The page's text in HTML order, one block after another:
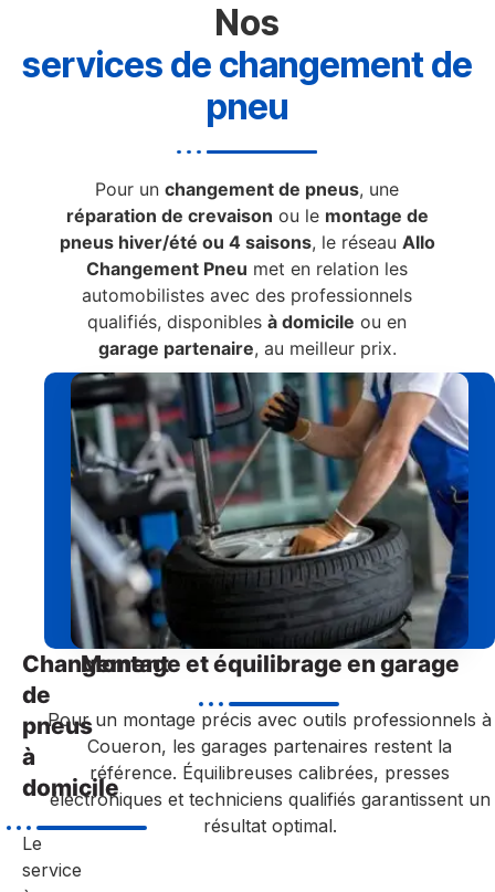
Nos
services de changement de
pneu
Pour unchangement de pneus, une
réparation de crevaison ou le montage de
pneus hiver/été ou 4 saisons, le réseau Allo
Changement Pneu met en relation les
automobilistes avec des professionnels
qualifiés, disponiblesà domicile ou en
garage partenaire, au meilleur prix.
Changement
de
pneus
à
domicile
Le
service
Montage et équilibrage en garage
Pour un montage précis avec outils professionnels à
Coueron, les garages partenaires restent la
référence. Équilibreuses calibrées, presses
électroniques et techniciens qualifiés garantissent un
résultat optimal.